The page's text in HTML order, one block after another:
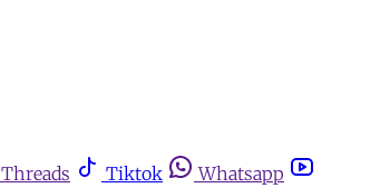
Threads Tiktok Whatsapp